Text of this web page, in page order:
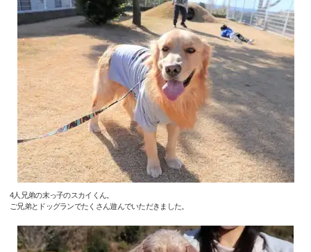
4人兄弟の末っ子のスカイくん。
ご兄弟とドッグランでたくさん遊んでいただきました。